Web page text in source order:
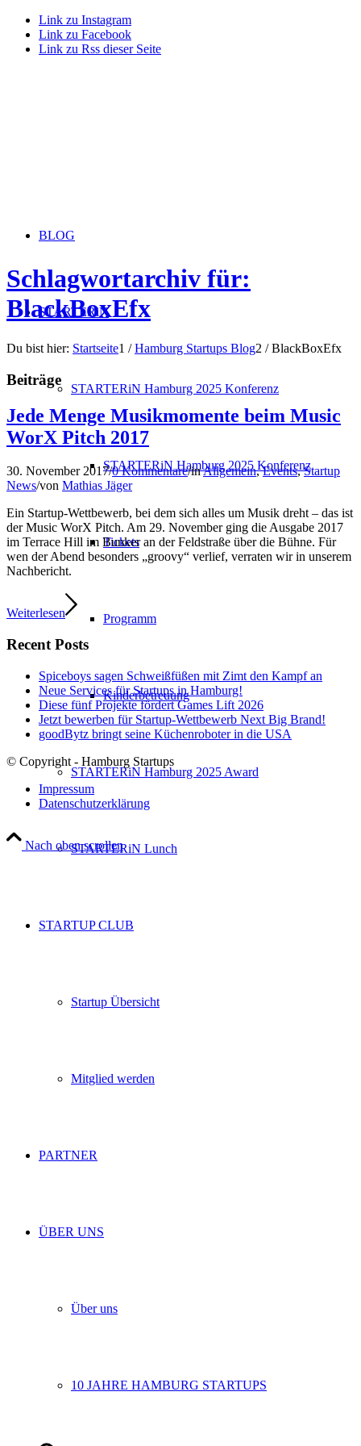
Link zu Instagram
Link zu Facebook
Link zu Rss dieser Seite
BLOG
STARTERiN
STARTERiN Hamburg 2025 Konferenz
STARTERiN Hamburg 2025 Konferenz
Tickets
Programm
Kinderbetreuung
STARTERiN Hamburg 2025 Award
STARTERiN Lunch
STARTUP CLUB
Startup Übersicht
Mitglied werden
PARTNER
ÜBER UNS
Über uns
10 JAHRE HAMBURG STARTUPS
Schlagwortarchiv für:
BlackBoxEfx
Du bist hier: Startseite1 / Hamburg Startups Blog2 / BlackBoxEfx
Beiträge
Jede Menge Musikmomente beim Music
WorX Pitch 2017
30. November 2017/0 Kommentare/inAllgemein,Events,Startup
News/von Mathias Jäger
Ein Startup-Wettbewerb, bei dem sich alles um Musik dreht – das ist
der Music WorX Pitch. Am 29. November ging die Ausgabe 2017
im Terrace Hill im Bunker an der Feldstraße über die Bühne. Für
wen der Abend besonders „groovy“ verlief, verraten wir in unserem
Nachbericht.
Weiterlesen
Recent Posts
Spiceboys sagen Schweißfüßen mit Zimt den Kampf an
Neue Services für Startups in Hamburg!
Diese fünf Projekte fördert Games Lift 2026
Jetzt bewerben für Startup-Wettbewerb Next Big Brand!
goodBytz bringt seine Küchenroboter in die USA
© Copyright - Hamburg Startups
Impressum
Datenschutzerklärung
Nach oben scrollen